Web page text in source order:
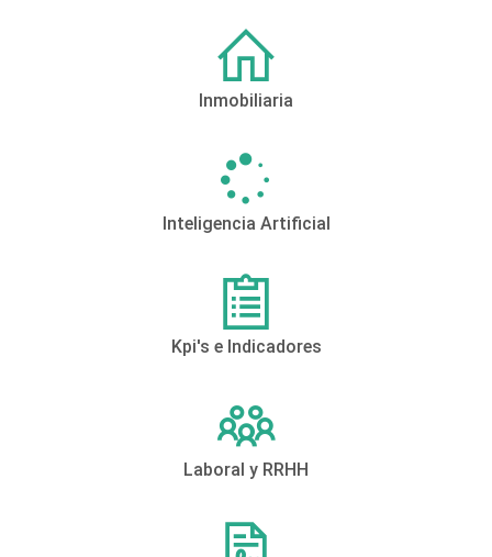
Inmobiliaria
Inteligencia Artificial
Kpi's e Indicadores
Laboral y RRHH